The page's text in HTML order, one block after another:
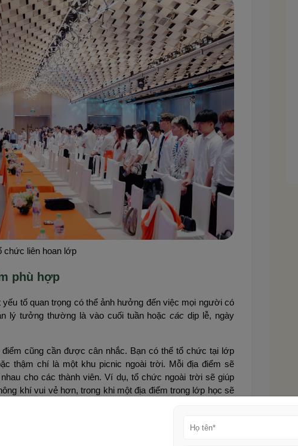
chức liên hoan lớp
phù hợp
tố quan trọng có thể ảnh hưởng đến việc mọi người có
lý tưởng thường là vào cuối tuần hoặccácdịp lễ, ngày
cũng cần được cân nhắc. Bạn có thể tổ chức tại lớp
thậm chí là một khu picnic ngoài trời. Mỗi địa điểm sẽ
cho các thành viên. Ví dụ, tổ chức ngoài trời sẽ giúp
khí vui vẻ hơn, trong khi một địa điểm trong lớp học sẽ
cho buổi liên hoan lớp